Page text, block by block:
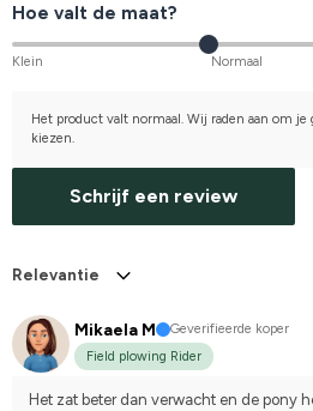
Hoe valt de maat?
Klein Normaal
Het product valt normaal. Wij raden aan om
kiezen.
Schrijf een review
Relevantie
Mikaela M
Geverifieerde koper
Field plowing Rider
Het zat beter dan verwacht en de pony